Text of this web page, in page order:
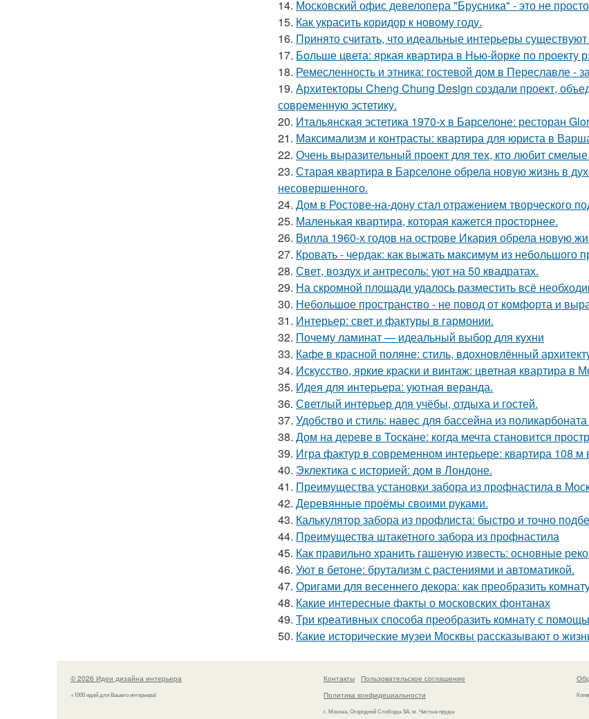
14. Московский офис девелопера "Брусника" - это не
15. Как украсить коридор к новому году.
16. Принято считать, что идеальные интерьеры
17. Больше цвета: яркая квартира в Нью-йорке по проекту
18. Ремесленность и этника: гостевой дом в Переславле -
19. Архитекторы Cheng Chung Design создали проект,
современную эстетику.
20. Итальянская эстетика 1970-х в Барселоне: ресторан
21. Максимализм и контрасты: квартира для юриста в
22. Очень выразительный проект для тех, кто любит
23. Старая квартира в Барселоне обрела новую жизнь в
несовершенного.
24. Дом в Ростове-на-дону стал отражением творческого
25. Маленькая квартира, которая кажется просторнее.
26. Вилла 1960-х годов на острове Икария обрела новую
27. Кровать - чердак: как выжать максимум из небольшого
28. Свет, воздух и антресоль: уют на 50 квадратах.
29. На скромной площади удалось разместить всё
30. Небольшое пространство - не повод от комфорта и
31. Интерьер: свет и фактуры в гармонии.
32. Почему ламинат — идеальный выбор для кухни
33. Кафе в красной поляне: стиль, вдохновлённый
34. Искусство, яркие краски и винтаж: цветная квартира в
35. Идея для интерьера: уютная веранда.
36. Светлый интерьер для учёбы, отдыха и гостей.
37. Удобство и стиль: навес для бассейна из
38. Дом на дереве в Тоскане: когда мечта становится
39. Игра фактур в современном интерьере: квартира 108 м
40. Эклектика с историей: дом в Лондоне.
41. Преимущества установки забора из профнастила в
42. Деревянные проёмы своими руками.
43. Калькулятор забора из профлиста: быстро и точно
44. Преимущества штакетного забора из профнастила
45. Как правильно хранить гашеную известь: основные
46. Уют в бетоне: брутализм с растениями и автоматикой.
47. Оригами для весеннего декора: как преобразить
48. Какие интересные факты о московских фонтанах
49. Три креативных способа преобразить комнату с
50. Какие исторические музеи Москвы рассказывают о
© 2026 Идеи дизайна интерьера
+1000 идей для Вашего интерьера!
Контакты
Пользовательское соглашение
Политика конфидециальности
г. Москва, Огородной Слободы 5А, м. Чистые пруды